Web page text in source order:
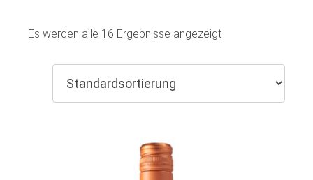
Es werden alle 16 Ergebnisse angezeigt